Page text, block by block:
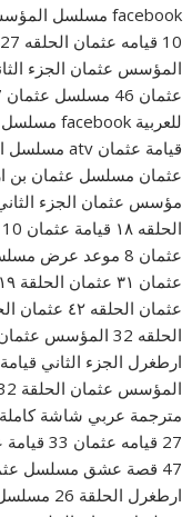
عثمان 8 موعد عرض